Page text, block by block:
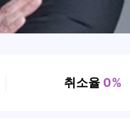
취소율 0%